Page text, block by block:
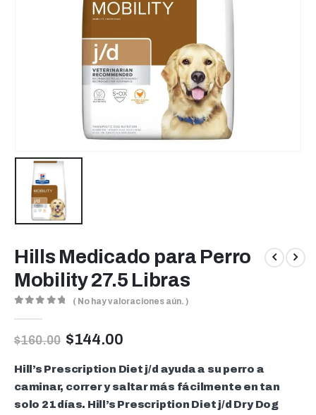
Hills Medicado para Perro
Mobility 27.5 Libras
( No hay valoraciones aún. )
$160.00 $144.00
Hill’s Prescription Diet j/d ayuda a su perro a
caminar, correr y saltar más fácilmente en tan
solo 21 días. Hill’s Prescription Diet j/d Dry Dog